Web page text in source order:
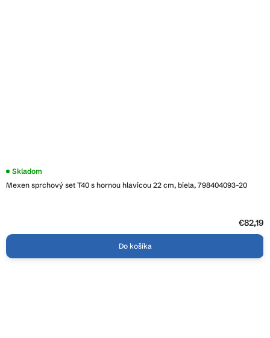
Mexen sprchový set T40 s hornou hlavicou 22 cm, biela, 798404093-20
Skladom
€82,19
Do košíka